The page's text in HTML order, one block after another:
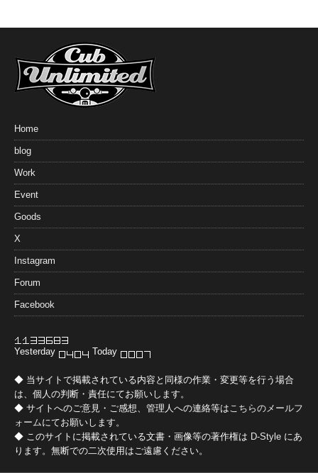
Home
blog
Work
Event
Goods
X
Instagram
Forum
Facebook
Yesterday Today
◆ 当サイトで掲載されている内容と同様の作業・変更等を行う場合
は、個人の判断・責任にてお願いします。
◆ サイトへのご意見・ご感想、管理人への連絡等は こちらのメールフ
ォームにてお願いします。
◆ このサイトに掲載されている文書・画像等の著作権は D-Style にあ
ります。無断での二次使用はご遠慮ください。